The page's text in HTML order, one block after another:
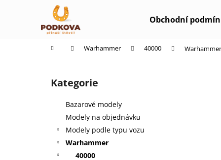
Obchodní
Domů Warhammer 40000
Přeskočit
kategorie
Kategorie
Bazarové modely
Modely na objednávku
Modely podle typu vozu
Warhammer
40000
Zpět
Zpět